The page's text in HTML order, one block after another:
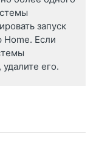
запуск
Home. Если
его.